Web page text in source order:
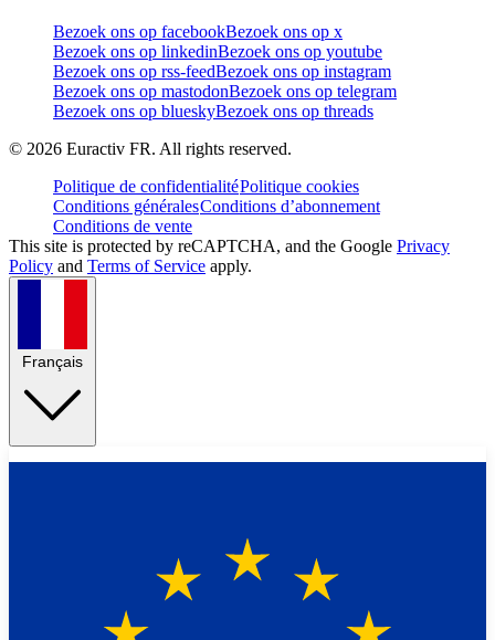
Bezoek ons op facebookBezoek ons op x
Bezoek ons op linkedinBezoek ons op youtube
Bezoek ons op rss-feedBezoek ons op instagram
Bezoek ons op mastodonBezoek ons op telegram
Bezoek ons op blueskyBezoek ons op threads
© 2026 Euractiv FR. All rights reserved.
Politique de confidentialitéPolitique cookies
Conditions généralesConditions d’abonnement
Conditions de vente
This site is protected by reCAPTCHA, and the Google Privacy
Policy and Terms of Service apply.
Français